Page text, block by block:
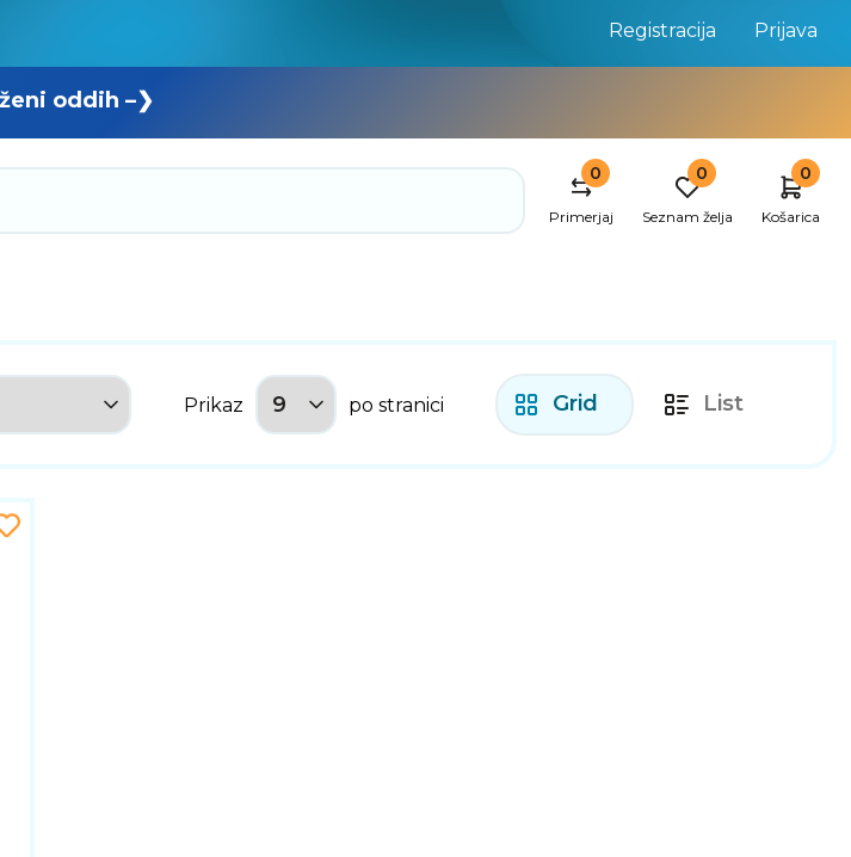
Registracija Prijava
oddih –❯
0
Primerjaj
0
Seznam želja
0
Košarica
Prikaz po stranici Grid List